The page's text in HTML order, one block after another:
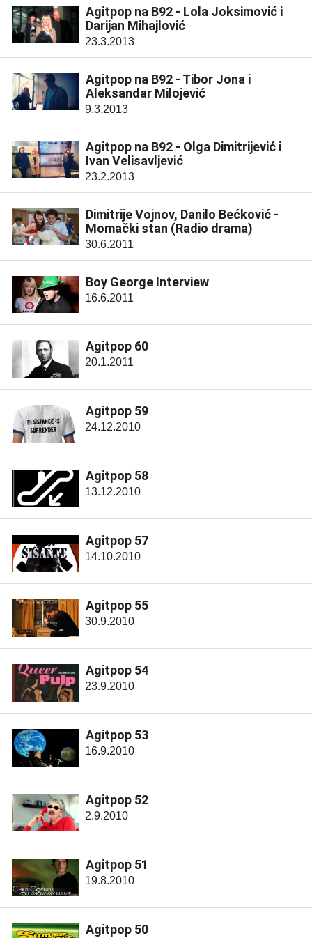
Agitpop na B92 - Lola Joksimović i
Darijan Mihajlović
23.3.2013
Agitpop na B92 - Tibor Jona i
Aleksandar Milojević
9.3.2013
Agitpop na B92 - Olga Dimitrijević i
Ivan Velisavljević
23.2.2013
Dimitrije Vojnov, Danilo Bećković -
Momački stan (Radio drama)
30.6.2011
Boy George Interview
16.6.2011
Agitpop 60
20.1.2011
Agitpop 59
24.12.2010
Agitpop 58
13.12.2010
Agitpop 57
14.10.2010
Agitpop 55
30.9.2010
Agitpop 54
23.9.2010
Agitpop 53
16.9.2010
Agitpop 52
2.9.2010
Agitpop 51
19.8.2010
Agitpop 50